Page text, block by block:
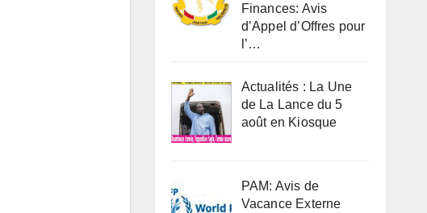
Finances: Avis
d’Appel d’Offres pour
l’…
Actualités : La Une
de La Lance du 5
août en Kiosque
PAM: Avis de
Vacance Externe